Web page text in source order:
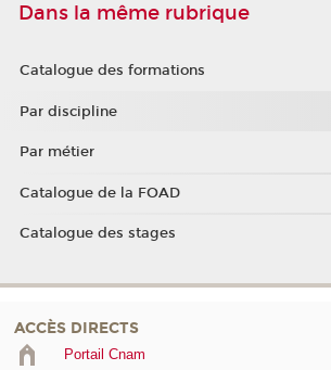
Dans la même rubrique
Catalogue des formations
Par discipline
Par métier
Catalogue de la FOAD
Catalogue des stages
ACCÈS DIRECTS
Portail Cnam